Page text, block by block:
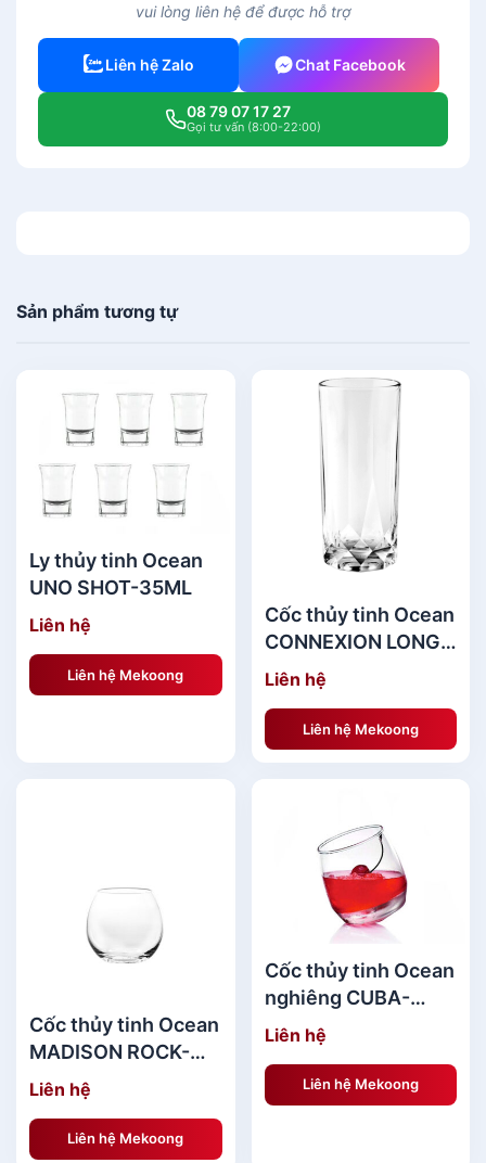
vui lòng liên hệ để được hỗ trợ
Liên hệ Zalo Chat Facebook
08 79 07 17 27
Gọi tư vấn (8:00-22:00)
Sản phẩm tương tự
Ly thủy tinh Ocean
UNO SHOT-35ML
Liên hệ
Liên hệ Mekoong
Cốc thủy tinh Ocean
CONNEXION LONG
DRINK-430ML
Liên hệ
Liên hệ Mekoong
Cốc thủy tinh Ocean
MADISON ROCK-
395ML
Liên hệ
Liên hệ Mekoong
Cốc thủy tinh Ocean
nghiêng CUBA-
270ML
Liên hệ
Liên hệ Mekoong